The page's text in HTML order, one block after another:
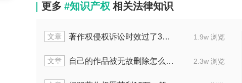
更多 #知识产权 相关法律知识
1.6w 浏览
文章 侵犯著作权罪获利6万的量刑标准有哪些
1.8w 浏览
文章 侵犯著作权罪获利9万有哪些量刑标准